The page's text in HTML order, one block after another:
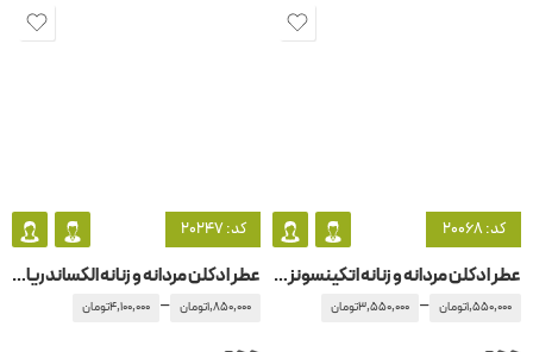
کد: 20068
عطر ادکلن مردانه و زنانه اتکینسونز-اتکینسون عود سیو د کینگ
1,550,000تومان –
3,550,000تومان
کد: 20247
عطر ادکلن مردانه و زنانه الکساندریا 2 زرجوف-زرژف
1,850,000تومان –
4,100,000تومان